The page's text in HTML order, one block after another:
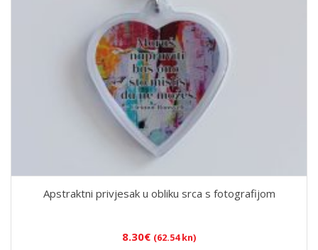
Apstraktni privjesak u obliku srca s fotografijom
8.30€ (62.54 kn)